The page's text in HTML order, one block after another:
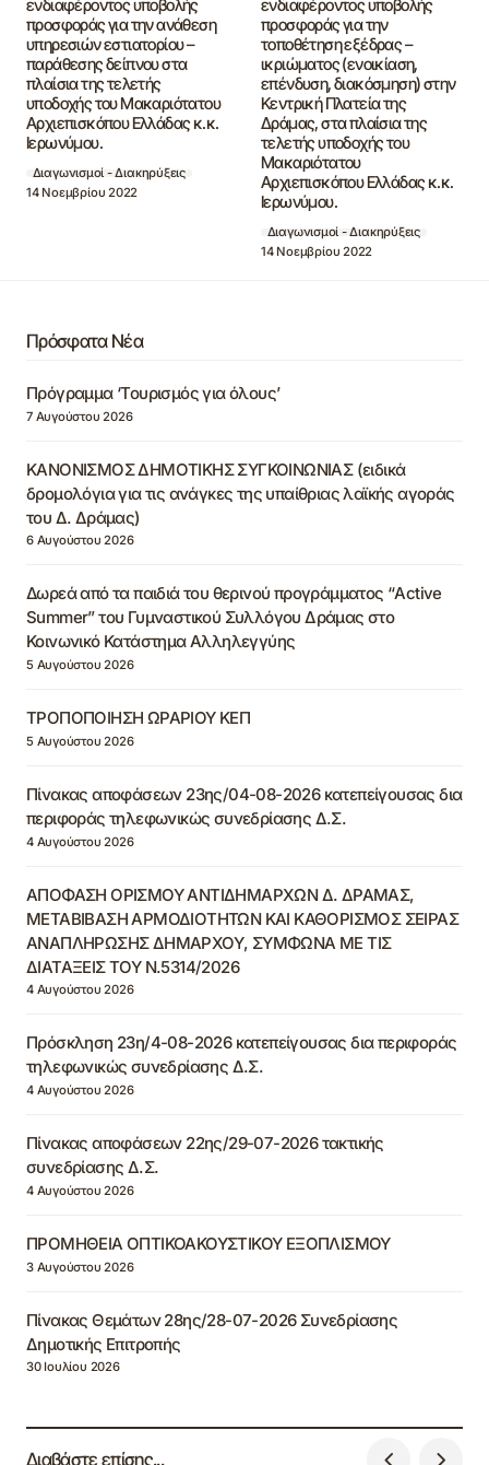
ενδιαφέροντος υποβολής
προσφοράς για την ανάθεση
υπηρεσιών εστιατορίου –
παράθεσης δείπνου στα
πλαίσια της τελετής
υποδοχής του Μακαριότατου
Αρχιεπισκόπου Ελλάδας κ.κ.
Ιερωνύμου.
Διαγωνισμοί - Διακηρύξεις
14 Νοεμβρίου 2022
ενδιαφέροντος υποβολής
προσφοράς για την
τοποθέτηση εξέδρας –
ικριώματος (ενοικίαση,
επένδυση, διακόσμηση) στην
Κεντρική Πλατεία της
Δράμας, στα πλαίσια της
τελετής υποδοχής του
Μακαριότατου
Αρχιεπισκόπου Ελλάδας κ.κ.
Ιερωνύμου.
Διαγωνισμοί - Διακηρύξεις
14 Νοεμβρίου 2022
Πρόσφατα Νέα
Πρόγραμμα ‘Τουρισμός για όλους’
7 Αυγούστου 2026
ΚΑΝΟΝΙΣΜΟΣ ΔΗΜΟΤΙΚΗΣ ΣΥΓΚΟΙΝΩΝΙΑΣ (ειδικά
δρομολόγια για τις ανάγκες της υπαίθριας λαϊκής αγοράς
του Δ. Δράμας)
6 Αυγούστου 2026
Δωρεά από τα παιδιά του θερινού προγράμματος “Active
Summer” του Γυμναστικού Συλλόγου Δράμας στο
Κοινωνικό Κατάστημα Αλληλεγγύης
5 Αυγούστου 2026
ΤΡΟΠΟΠΟΙΗΣΗ ΩΡΑΡΙΟΥ ΚΕΠ
5 Αυγούστου 2026
Πίνακας αποφάσεων 23ης/04-08-2026 κατεπείγουσας δια
περιφοράς τηλεφωνικώς συνεδρίασης Δ.Σ.
4 Αυγούστου 2026
ΑΠΟΦΑΣΗ ΟΡΙΣΜΟΥ ΑΝΤΙΔΗΜΑΡΧΩΝ Δ. ΔΡΑΜΑΣ,
ΜΕΤΑΒΙΒΑΣΗ ΑΡΜΟΔΙΟΤΗΤΩΝ ΚΑΙ ΚΑΘΟΡΙΣΜΟΣ ΣΕΙΡΑΣ
ΑΝΑΠΛΗΡΩΣΗΣ ΔΗΜΑΡΧΟΥ, ΣΥΜΦΩΝΑ ΜΕ ΤΙΣ
ΔΙΑΤΑΞΕΙΣ ΤΟΥ Ν.5314/2026
4 Αυγούστου 2026
Πρόσκληση 23η/4-08-2026 κατεπείγουσας δια περιφοράς
τηλεφωνικώς συνεδρίασης Δ.Σ.
4 Αυγούστου 2026
Πίνακας αποφάσεων 22ης/29-07-2026 τακτικής
συνεδρίασης Δ.Σ.
4 Αυγούστου 2026
ΠΡΟΜΗΘΕΙΑ ΟΠΤΙΚΟΑΚΟΥΣΤΙΚΟΥ ΕΞΟΠΛΙΣΜΟΥ
3 Αυγούστου 2026
Πίνακας Θεμάτων 28ης/28-07-2026 Συνεδρίασης
Δημοτικής Επιτροπής
30 Ιουλίου 2026
Διαβάστε επίσης...